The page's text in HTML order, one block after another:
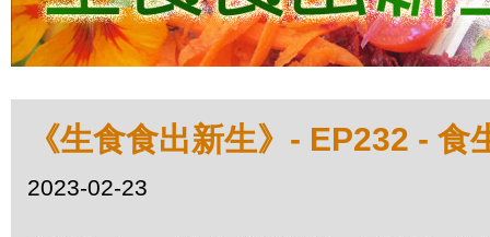
《生食食出新生》- EP232 - 食
2023-02-23